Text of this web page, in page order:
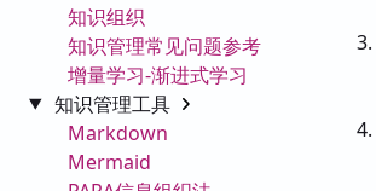
知识组织
知识管理常见问题参考
增量学习-渐进式学习
知识管理工具
Markdown
Mermaid